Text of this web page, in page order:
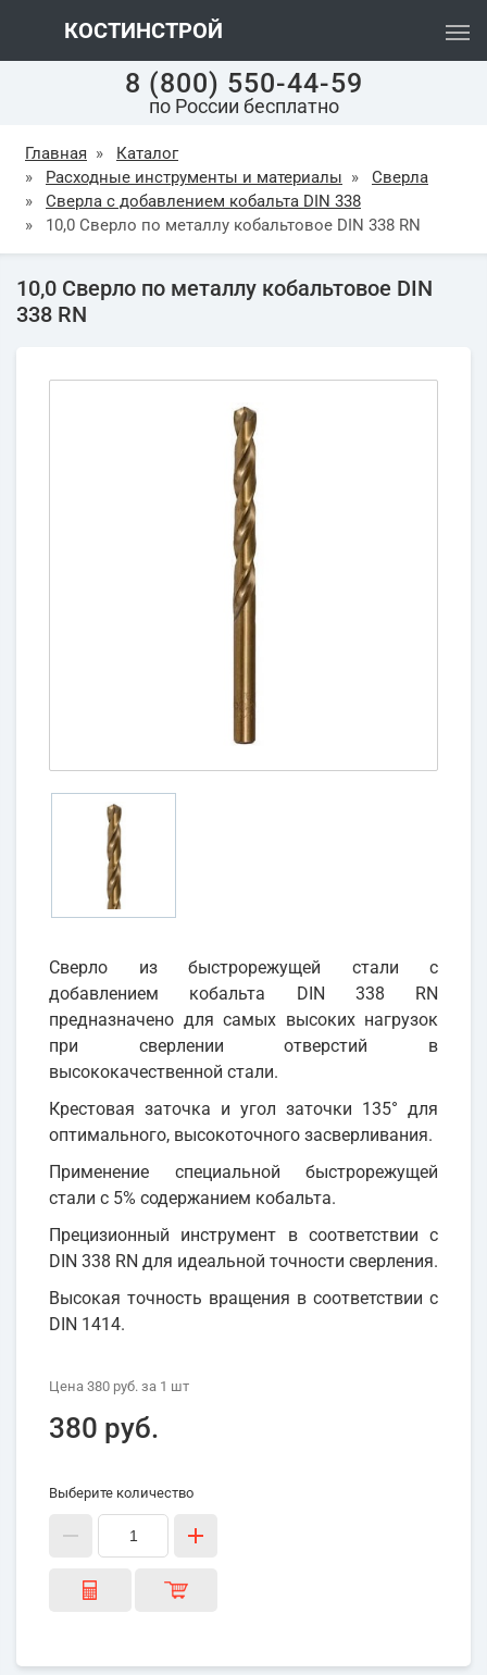
КОСТИНСТРОЙ
8 (800) 550-44-59
по России бесплатно
Главная »
Каталог
»
Расходные инструменты и материалы »
Сверла
»
Сверла с добавлением кобальта DIN 338
»
10,0 Сверло по металлу кобальтовое DIN 338 RN
10,0 Сверло по металлу кобальтовое DIN
338 RN
Сверло из быстрорежущей стали с
добавлением кобальта DIN 338 RN
предназначено для самых высоких нагрузок
при сверлении отверстий в
высококачественной стали.
Крестовая заточка и угол заточки 135° для
оптимального, высокоточного засверливания.
Применение специальной быстрорежущей
стали с 5% содержанием кобальта.
Прецизионный инструмент в соответствии с
DIN 338 RN для идеальной точности сверления.
Высокая точность вращения в соответствии с
DIN 1414.
Цена 380 руб. за 1 шт
380 руб.
Выберите количество